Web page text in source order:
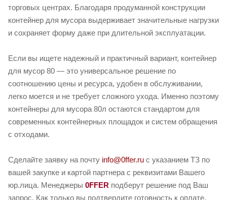
торговых центрах. Благодаря продуманной конструкции
контейнер для мусора выдерживает значительные нагрузки
и сохраняет форму даже при длительной эксплуатации.
Если вы ищете надежный и практичный вариант, контейнер
для мусор 80 — это универсальное решение по
соотношению цены и ресурса, удобен в обслуживании,
легко моется и не требует сложного ухода. Именно поэтому
контейнеры для мусора 80л остаются стандартом для
современных контейнерных площадок и систем обращения
с отходами.
Сделайте заявку на почту info@0ffer.ru с указанием ТЗ по
вашей закупке и картой партнера с реквизитами Вашего
юр.лица. Менеджеры 0FFER подберут решение под Ваш
запрос. Как только вы подтвердите готовность к оплате,